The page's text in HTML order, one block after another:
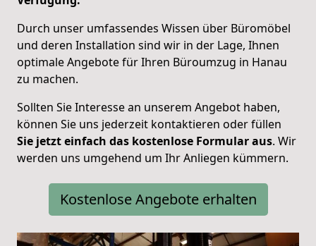
Durch unser umfassendes Wissen über Büromöbel
und deren Installation sind wir in der Lage, Ihnen
optimale Angebote für Ihren Büroumzug in Hanau
zu machen.
Sollten Sie Interesse an unserem Angebot haben,
können Sie uns jederzeit kontaktieren oder füllen
Sie jetzt einfach das kostenlose Formular aus. Wir
werden uns umgehend um Ihr Anliegen kümmern.
Kostenlose Angebote erhalten